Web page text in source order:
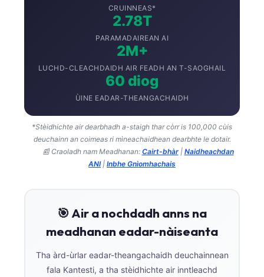
CRUINNEAS*
2.78T
PARAMADAIREAN AI
2M+
LUCHD-CLEACHDAIDH AIR FEADH AN T-SAOGHAIL
60 diog
ÙINE EADAR-THEANGACHAIDH
*Stèidhichte air dearbhadh a-staigh thar còrr is 100,000 cùis
deuchainn an coimeas ri mìneachaidhean dearbhte le dotair.
📰 Craoladh nam Meadhanan: Cairt-bhàr| Naidheachdan
ANI| Inbhe Gnìomhachais
🎯 Air a nochdadh anns na
meadhanan eadar-nàiseanta
Tha àrd-ùrlar eadar-theangachaidh deuchainnean
fala Kantesti, a tha stèidhichte air inntleachd